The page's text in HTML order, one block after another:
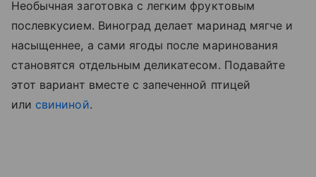
Необычная заготовка с легким фруктовым
послевкусием. Виноград делает маринад мягче и
насыщеннее, а сами ягоды после маринования
становятся отдельным деликатесом. Подавайте
этот вариант вместе с запеченной птицей
или свининой.